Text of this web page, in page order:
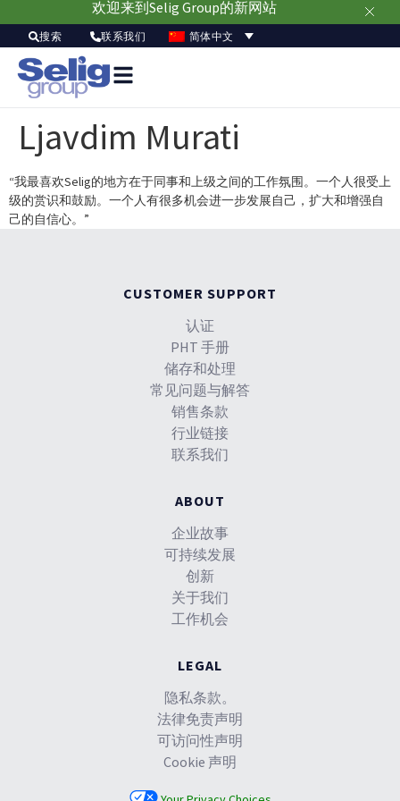
欢迎来到Selig Group的新网站
搜索 联系我们 简体中文
Ljavdim Murati
“我最喜欢Selig的地方在于同事和上级之间的工作氛围。一个人很受上
级的赏识和鼓励。一个人有很多机会进一步发展自己，扩大和增强自
己的自信心。”
CUSTOMER SUPPORT
认证
PHT 手册
储存和处理
常见问题与解答
销售条款
行业链接
联系我们
ABOUT
企业故事
可持续发展
创新
关于我们
工作机会
LEGAL
隐私条款。
法律免责声明
可访问性声明
Cookie 声明